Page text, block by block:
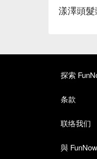
漾澤頭
探索
条款
联络我们
與